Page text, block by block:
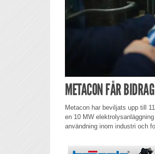
METACON FÅR
Metacon har beviljats upp till
en 10 MW
användning inom industri och